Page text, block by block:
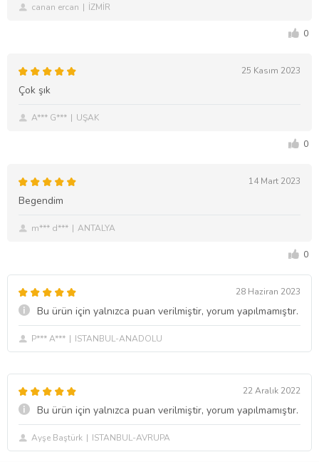
canan ercan İZMİR
0
25 Kasım 2023
Çok şık
A*** G*** UŞAK
0
14 Mart 2023
Begendim
m*** d*** ANTALYA
0
28 Haziran 2023
Bu ürün için yalnızca puan verilmiştir, yorum yapılmamıştır.
P*** A*** ISTANBUL-ANADOLU
22 Aralık 2022
Bu ürün için yalnızca puan verilmiştir, yorum yapılmamıştır.
Ayşe Baştürk ISTANBUL-AVRUPA